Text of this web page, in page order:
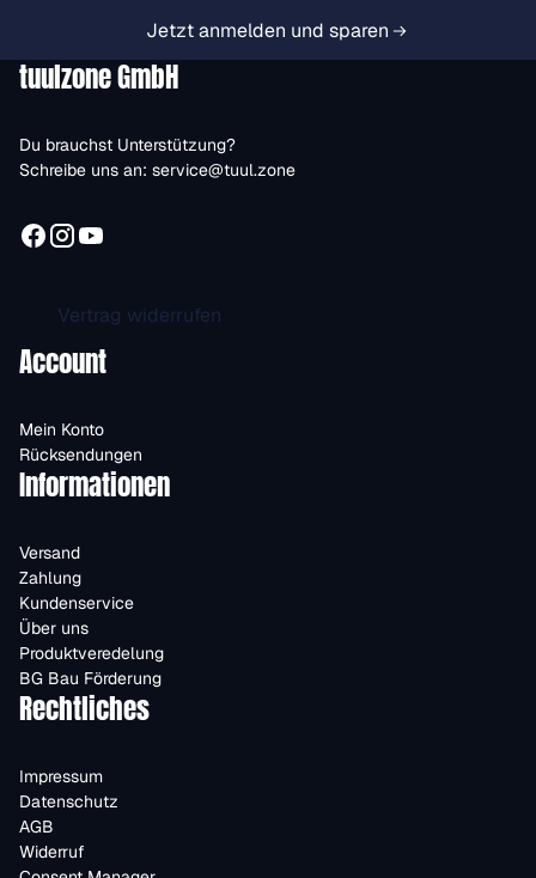
Jetzt anmelden und sparen
tuulzone GmbH
Du brauchst Unterstützung?
Schreibe uns an: service@tuul.zone
Vertrag widerrufen
Account
Mein Konto
Rücksendungen
Informationen
Versand
Zahlung
Kundenservice
Über uns
Produktveredelung
BG Bau Förderung
Rechtliches
Impressum
Datenschutz
AGB
Widerruf